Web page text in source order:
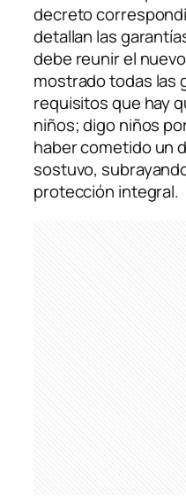
decreto
detallan las
debe reunir el
mostrado todas las
requisitos que hay
niños; digo niños
haber cometido un
sostuvo,
protección integral.